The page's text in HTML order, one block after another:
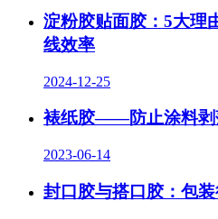
淀粉胶贴面胶：5大理
线效率
2024-12-25
裱纸胶——防止涂料剥
2023-06-14
封口胶与搭口胶：包